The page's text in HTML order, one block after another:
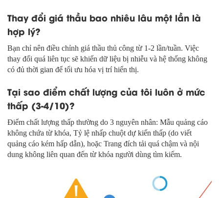
Thay đổi giá thầu bao nhiêu lâu một lần là
hợp lý?
Bạn chỉ nên điều chỉnh giá thầu thủ công từ 1-2 lần/tuần. Việc
thay đổi quá liên tục sẽ khiến dữ liệu bị nhiễu và hệ thống không
có đủ thời gian để tối ưu hóa vị trí hiển thị.
Tại sao điểm chất lượng của tôi luôn ở mức
thấp (3-4/10)?
Điểm chất lượng thấp thường do 3 nguyên nhân: Mẫu quảng cáo
không chứa từ khóa, Tỷ lệ nhấp chuột dự kiến thấp (do viết
quảng cáo kém hấp dẫn), hoặc Trang đích tải quá chậm và nội
dung không liên quan đến từ khóa người dùng tìm kiếm.